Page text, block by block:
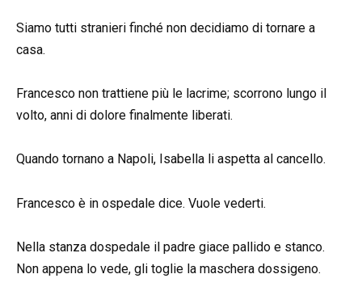
Siamo tutti stranieri finché non decidiamo di tornare a
casa.
Francesco non trattiene più le lacrime; scorrono lungo il
volto, anni di dolore finalmente liberati.
Quando tornano a Napoli, Isabella li aspetta al cancello.
Francesco è in ospedale dice. Vuole vederti.
Nella stanza dospedale il padre giace pallido e stanco.
Non appena lo vede, gli toglie la maschera dossigeno.